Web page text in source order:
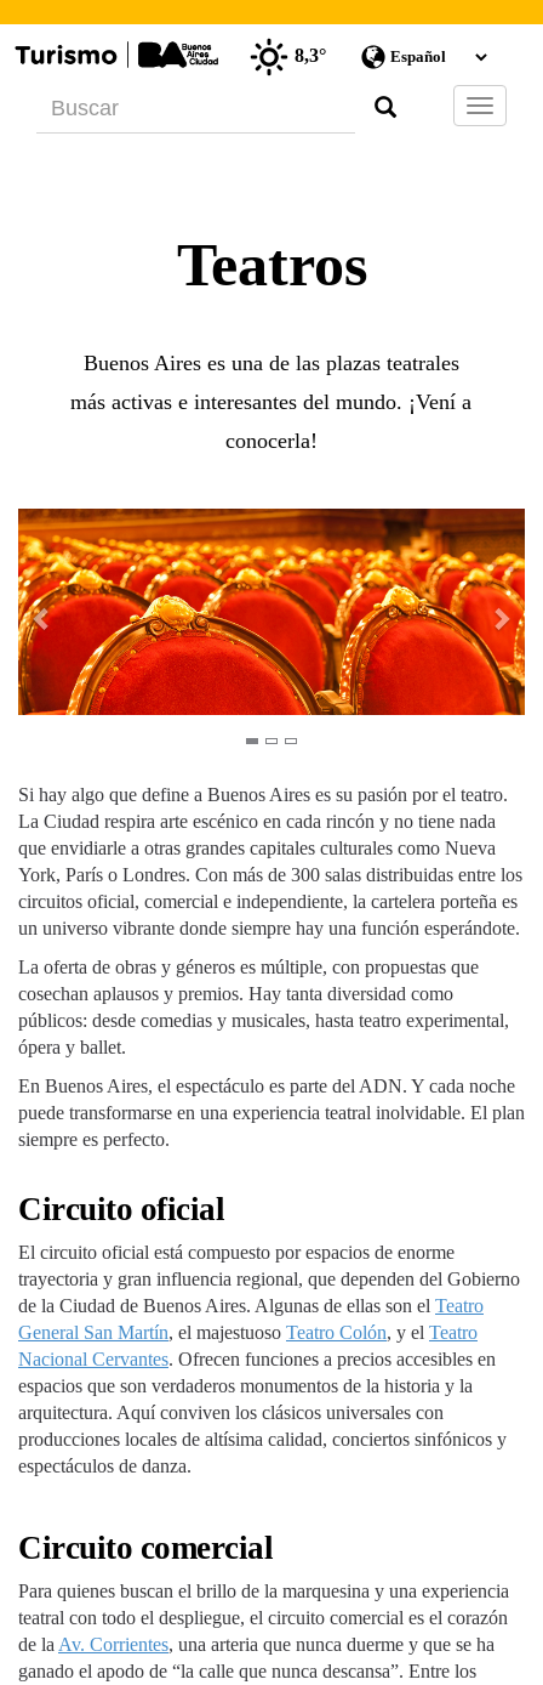
8,3°
Barra
de
Teatros
Buenos Aires es una de las plazas teatrales
más activas e interesantes del mundo. ¡Vení a
conocerla!
Si hay algo que define a Buenos Aires es su pasión por el teatro.
La Ciudad respira arte escénico en cada rincón y no tiene nada
que envidiarle a otras grandes capitales culturales como Nueva
York, París o Londres. Con más de 300 salas distribuidas entre los
circuitos oficial, comercial e independiente, la cartelera porteña es
un universo vibrante donde siempre hay una función esperándote.
La oferta de obras y géneros es múltiple, con propuestas que
cosechan aplausos y premios. Hay tanta diversidad como
públicos: desde comedias y musicales, hasta teatro experimental,
ópera y ballet.
En Buenos Aires, el espectáculo es parte del ADN. Y cada noche
puede transformarse en una experiencia teatral inolvidable. El plan
siempre es perfecto.
Circuito oficial
El circuito oficial está compuesto por espacios de enorme
trayectoria y gran influencia regional, que dependen del Gobierno
de la Ciudad de Buenos Aires. Algunas de ellas son el Teatro
General San Martín, el majestuoso Teatro Colón, y el Teatro
Nacional Cervantes. Ofrecen funciones a precios accesibles en
espacios que son verdaderos monumentos de la historia y la
arquitectura. Aquí conviven los clásicos universales con
producciones locales de altísima calidad, conciertos sinfónicos y
espectáculos de danza.
Circuito comercial
Para quienes buscan el brillo de la marquesina y una experiencia
teatral con todo el despliegue, el circuito comercial es el corazón
de la Av. Corrientes, una arteria que nunca duerme y que se ha
ganado el apodo de “la calle que nunca descansa”. Entre los